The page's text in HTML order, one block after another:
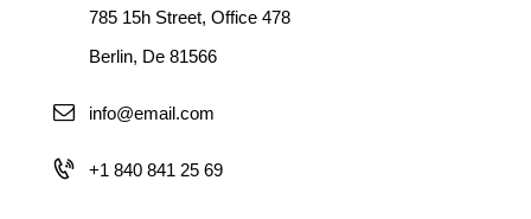
785 15h Street, Office 478
Berlin, De 81566
info@email.com
+1 840 841 25 69